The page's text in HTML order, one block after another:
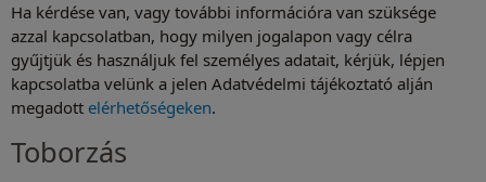
Ha kérdése van, vagy további információra van szüksége
azzal kapcsolatban, hogy milyen jogalapon vagy célra
gyűjtjük és használjuk fel személyes adatait, kérjük, lépjen
kapcsolatba velünk a jelen Adatvédelmi tájékoztató alján
megadott elérhetőségeken.
Toborzás